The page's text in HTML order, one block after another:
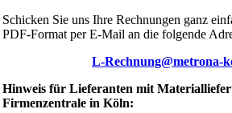
Schicken Sie uns Ihre Rechnungen ganz
PDF-Format per E-Mail an die folgende
L-Rechnung@metrona-
Hinweis für Lieferanten mit
Firmenzentrale in Köln: